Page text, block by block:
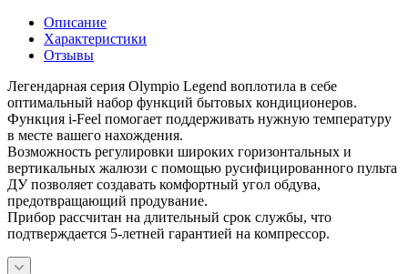
Описание
Характеристики
Отзывы
Легендарная серия Olympio Legend воплотила в себе
оптимальный набор функций бытовых кондиционеров.
Функция i-Feel помогает поддерживать нужную температуру
в месте вашего нахождения.
Возможность регулировки широких горизонтальных и
вертикальных жалюзи с помощью русифицированного пульта
ДУ позволяет создавать комфортный угол обдува,
предотвращающий продувание.
Прибор рассчитан на длительный срок службы, что
подтверждается 5-летней гарантией на компрессор.